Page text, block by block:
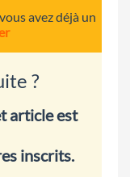
avez déjà un
?
article est
inscrits.